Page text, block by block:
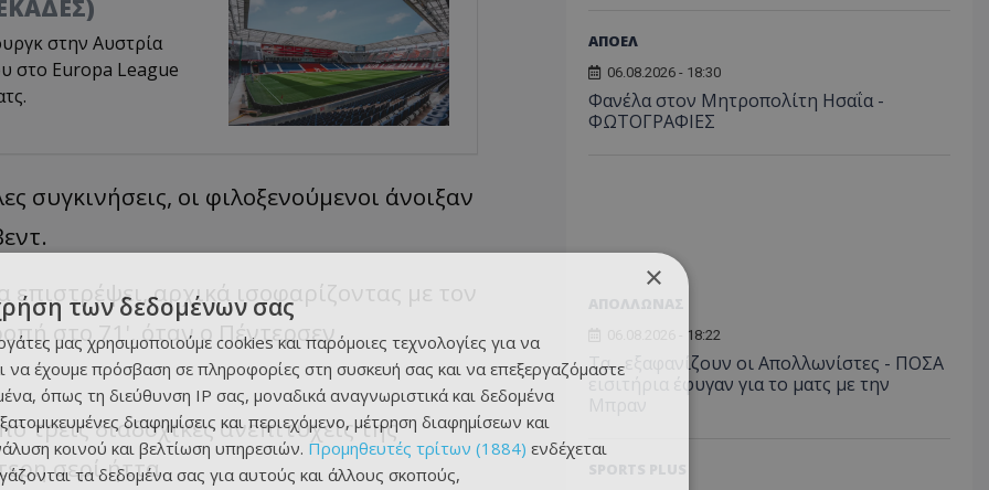
στην Αυστρία
στο Europa League
οι φιλοξενούμενοι άνοιξαν
.
αρχικά ισοφαρίζοντας με τον
στο 71', όταν ο Πέντερσεν
τρεις διαδοχικές ανεπιτυχείς της
σερί ήττα.
ΑΠΟΕΛ
06.08.2026 - 18:30
Φανέλα στον Μητροπολίτη Ησαΐα -
ΦΩΤΟΓΡΑΦΙΕΣ
06.08.2026 - 18:22
Τα... εξαφανίζουν οι Απολλωνίστες - ΠΟΣΑ
εισιτήρια έφυγαν για το ματς με την
×
των δεδομένων σας
μας χρησιμοποιούμε cookies και παρόμοιες τεχνολογίες για να
να έχουμε πρόσβαση σε πληροφορίες στη συσκευή σας και να επεξεργαζόμαστε
όπως τη διεύθυνση IP σας, μοναδικά αναγνωριστικά και δεδομένα
διαφημίσεις και περιεχόμενο, μέτρηση διαφημίσεων και
κοινού και βελτίωση υπηρεσιών. Προμηθευτές τρίτων (1884) ενδέχεται
τα δεδομένα σας για αυτούς και άλλους σκοπούς,